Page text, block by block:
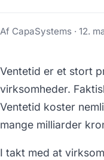
Af CapaSystems · 12.
Ventetid er et stort
virksomheder.
Ventetid koster
mange milliarder
I takt med at